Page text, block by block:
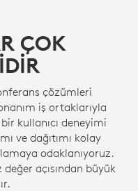
ÇOK
çözümleri
iş ortaklarıyla
kullanıcı deneyimi
ve dağıtımı kolay
odaklanıyoruz.
değer açısından büyük